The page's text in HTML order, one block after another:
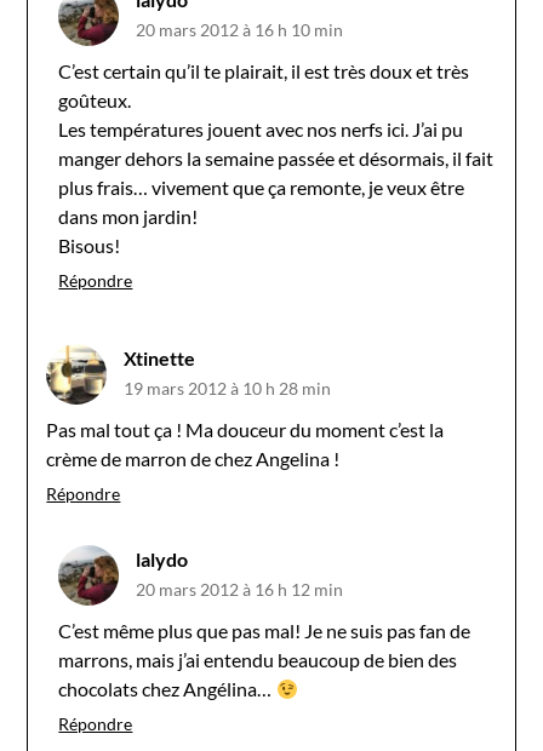
20 mars 2012 à 16 h 10 min
C’est certain qu’il te plairait, il est très doux et très
goûteux.
Les températures jouent avec nos nerfs ici. J’ai pu
manger dehors la semaine passée et désormais, il fait
plus frais… vivement que ça remonte, je veux être
dans mon jardin!
Bisous!
Répondre
Xtinette
19 mars 2012 à 10 h 28 min
Pas mal tout ça ! Ma douceur du moment c’est la
crème de marron de chez Angelina !
Répondre
lalydo
20 mars 2012 à 16 h 12 min
C’est même plus que pas mal! Je ne suis pas fan de
marrons, mais j’ai entendu beaucoup de bien des
chocolats chez Angélina…
Répondre